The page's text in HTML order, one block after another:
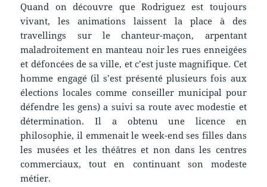
Quand on découvre que Rodriguez est toujours
vivant, les animations laissent la place à des
travellings sur le chanteur-maçon, arpentant
maladroitement en manteau noir les rues enneigées
et défoncées de sa ville, et c’est juste magnifique. Cet
homme engagé (il s’est présenté plusieurs fois aux
élections locales comme conseiller municipal pour
défendre les gens) a suivi sa route avec modestie et
détermination. Il a obtenu une licence en
philosophie, il emmenait le week-end ses filles dans
les musées et les théâtres et non dans les centres
commerciaux, tout en continuant son modeste
métier.